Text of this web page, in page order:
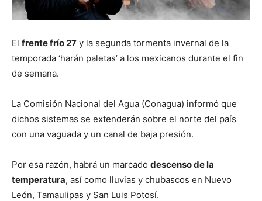
El frente frío 27 y la segunda tormenta invernal de la
temporada ‘harán paletas’ a los mexicanos durante el fin
de semana.
La Comisión Nacional del Agua (Conagua) informó que
dichos sistemas se extenderán sobre el norte del país
con una vaguada y un canal de baja presión.
Por esa razón, habrá un marcado descenso de la
temperatura, así como lluvias y chubascos en Nuevo
León, Tamaulipas y San Luis Potosí.